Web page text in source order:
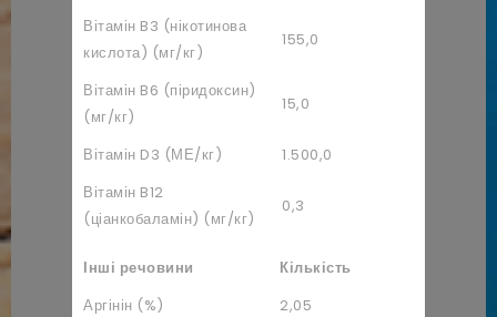
Вітамін B3 (нікотинова
кислота) (мг/кг)
155,0
Вітамін B6 (піридоксин)
(мг/кг)
15,0
Вітамін D3 (МЕ/кг)
1.500,0
Вітамін B12
(ціанкобаламін) (мг/кг)
0,3
Інші речовини
Кількість
Аргінін (%)
2,05